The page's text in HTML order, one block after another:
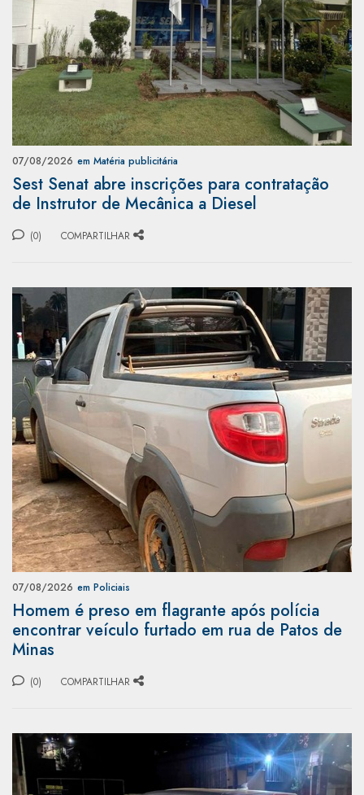
07/08/2026 em Matéria publicitária
Sest Senat abre inscrições para contratação
de Instrutor de Mecânica a Diesel
(0) COMPARTILHAR
07/08/2026 em Policiais
Homem é preso em flagrante após polícia
encontrar veículo furtado em rua de Patos de
Minas
(0) COMPARTILHAR